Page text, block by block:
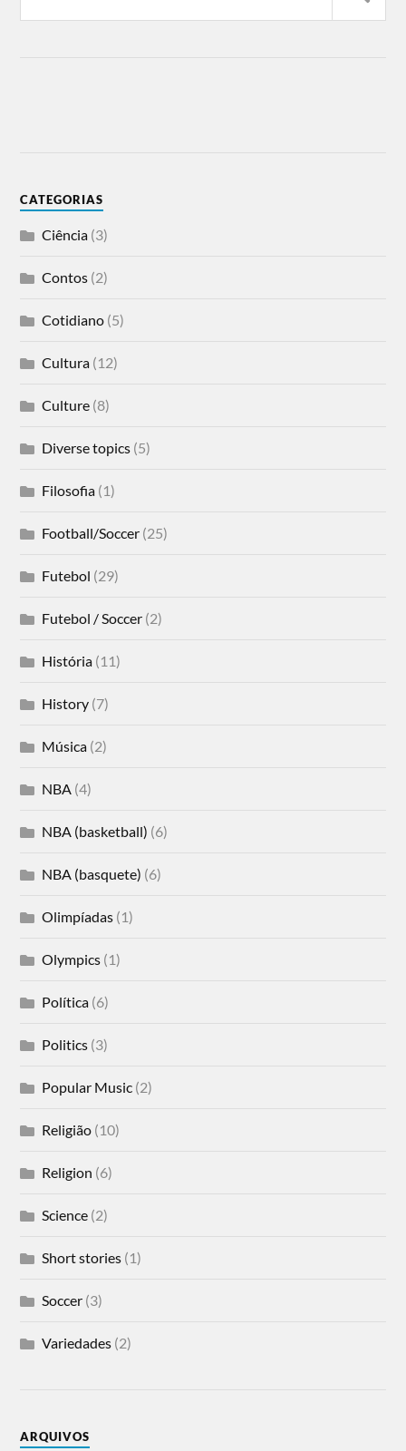
CATEGORIAS
Ciência (3)
Contos (2)
Cotidiano (5)
Cultura (12)
Culture (8)
Diverse topics (5)
Filosofia (1)
Football/Soccer (25)
Futebol (29)
Futebol / Soccer (2)
História (11)
History (7)
Música (2)
NBA (4)
NBA (basketball) (6)
NBA (basquete) (6)
Olimpíadas (1)
Olympics (1)
Política (6)
Politics (3)
Popular Music (2)
Religião (10)
Religion (6)
Science (2)
Short stories (1)
Soccer (3)
Variedades (2)
ARQUIVOS